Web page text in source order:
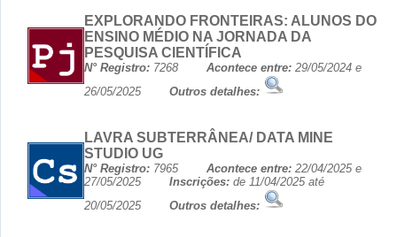
EXPLORANDO FRONTEIRAS: ALUNOS DO
ENSINO MÉDIO NA JORNADA DA
PESQUISA CIENTÍFICA
N° Registro: 7268 Acontece entre: 29/05/2024 e
26/05/2025 Outros detalhes:
LAVRA SUBTERRÂNEA/ DATA MINE
STUDIO UG
N° Registro: 7965 Acontece entre: 22/04/2025 e
27/05/2025 Inscrições: de 11/04/2025 até
20/05/2025 Outros detalhes: